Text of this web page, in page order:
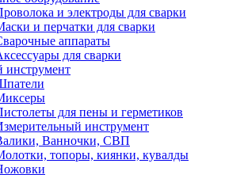
и электроды для сварки
и перчатки для сварки
аппараты
для сварки
инструмент
для пены и герметиков
инструмент
Ванночки, СВП
топоры, киянки, кувалды